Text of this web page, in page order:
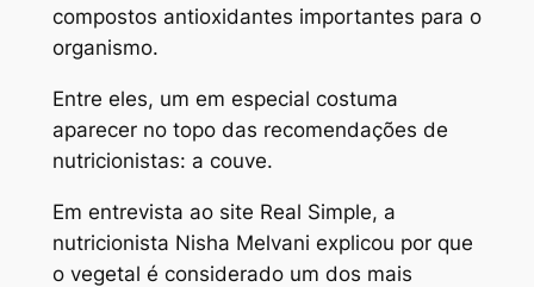
compostos antioxidantes importantes para o
organismo.
Entre eles, um em especial costuma
aparecer no topo das recomendações de
nutricionistas: a couve.
Em entrevista ao site Real Simple, a
nutricionista Nisha Melvani explicou por que
o vegetal é considerado um dos mais